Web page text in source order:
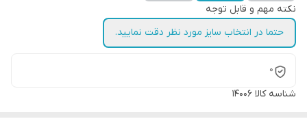
نکته مهم و قابل توجه
حتما در انتخاب سایز مورد نظر دقت نمایید.
0
شناسه کالا 14006